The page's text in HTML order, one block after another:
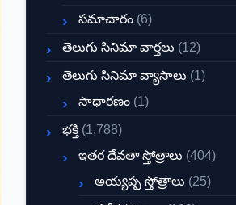
సమాచారం (6)
తెలుగు సినిమా వార్తలు (12)
తెలుగు సినిమా వ్యాసాలు (1)
సాధారణం (1)
భక్తి (1,788)
ఇతర దేవతా స్తోత్రాలు (404)
అయ్యప్ప స్తోత్రాలు (25)